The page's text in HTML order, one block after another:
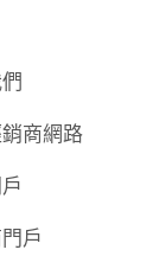
商網路
戶